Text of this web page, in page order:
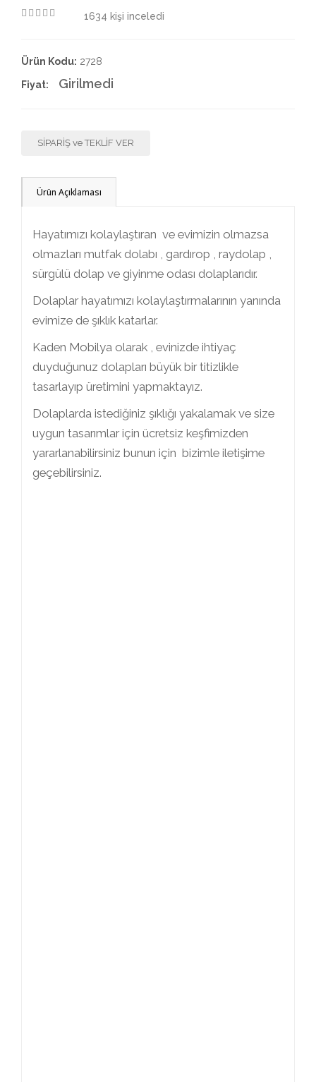
1634 kişi inceledi
Ürün Kodu: 2728
Fiyat: Girilmedi
SİPARİŞ ve TEKLİF VER
Ürün Açıklaması
Hayatımızı kolaylaştıran ve evimizin olmazsa
olmazları mutfak dolabı , gardırop , raydolap ,
sürgülü dolap ve giyinme odası dolaplarıdır.
Dolaplar hayatımızı kolaylaştırmalarının yanında
evimize de şıklık katarlar.
Kaden Mobilya olarak , evinizde ihtiyaç
duyduğunuz dolapları büyük bir titizlikle
tasarlayıp üretimini yapmaktayız.
Dolaplarda istediğiniz şıklığı yakalamak ve size
uygun tasarımlar için ücretsiz keşfimizden
yararlanabilirsiniz bunun için bizimle iletişime
geçebilirsiniz.